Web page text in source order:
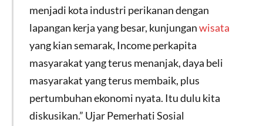
menjadi kota industri perikanan dengan
lapangan kerja yang besar, kunjunganwisata
yang kian semarak, Income perkapita
masyarakat yang terus menanjak, daya beli
masyarakat yang terus membaik, plus
pertumbuhan ekonomi nyata. Itu dulu kita
diskusikan.” Ujar Pemerhati Sosial